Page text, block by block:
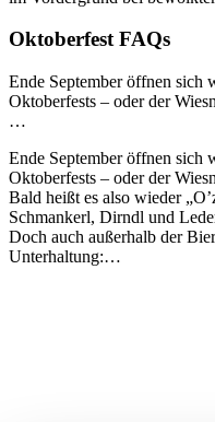
Oktoberfest FAQs
Ende September öffnen sich
Oktoberfests – oder der
…
Ende September öffnen sich
Oktoberfests – oder der
Bald heißt es also wieder
Schmankerl, Dirndl und
Doch auch außerhalb der
Unterhaltung:…